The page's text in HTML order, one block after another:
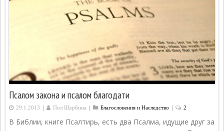
Псалом закона и псалом благодати
29.1.2013 | Пол Щербина | Благословения и Наследство | 2
В Библии, книге Псалтирь, есть два Псалма, идущие друг за